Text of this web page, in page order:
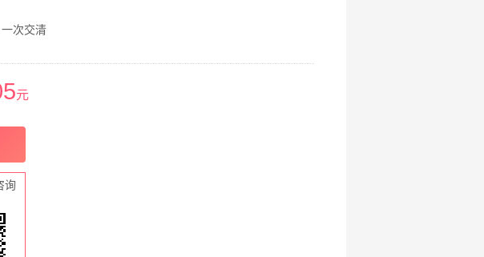
一次交清
元
询